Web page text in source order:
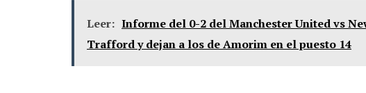
Leer: Informe del 0-2 del Manchester United vs
Trafford y dejan a los de Amorim en el puesto 14